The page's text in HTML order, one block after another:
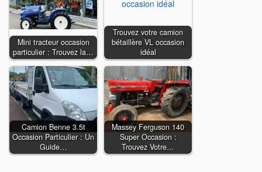
Mini tracteur occasion
particulier : Trouvez la…
Trouvez votre camion
bétaillère VL occasion
idéal
Camion Benne 3.5t
Occasion Particulier : Un
Guide…
Massey Ferguson 140
Super Occasion :
Trouvez Votre…